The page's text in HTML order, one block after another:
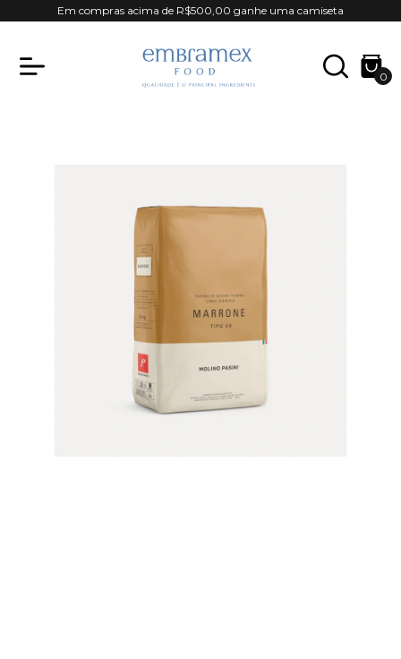
Em compras acima de R$500,00 ganhe uma camiseta
0